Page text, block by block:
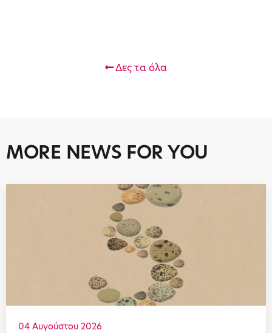
Δες τα όλα
MORE NEWS FOR YOU
04 Αυγούστου 2026